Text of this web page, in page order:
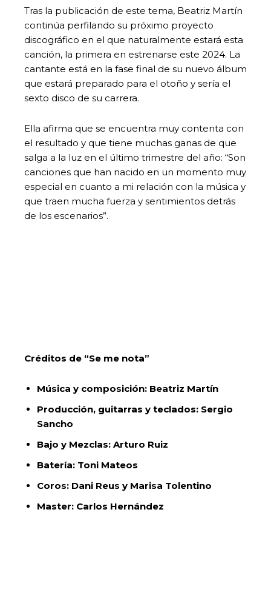
Tras la publicación de este tema, Beatriz Martín
continúa perfilando su próximo proyecto
discográfico en el que naturalmente estará esta
canción, la primera en estrenarse este 2024. La
cantante está en la fase final de su nuevo álbum
que estará preparado para el otoño y sería el
sexto disco de su carrera.
Ella afirma que se encuentra muy contenta con
el resultado y que tiene muchas ganas de que
salga a la luz en el último trimestre del año: “Son
canciones que han nacido en un momento muy
especial en cuanto a mi relación con la música y
que traen mucha fuerza y sentimientos detrás
de los escenarios”.
Créditos de “Se me nota”
Música y composición: Beatriz Martín
Producción, guitarras y teclados: Sergio
Sancho
Bajo y Mezclas: Arturo Ruiz
Batería: Toni Mateos
Coros: Dani Reus y Marisa Tolentino
Master: Carlos Hernández